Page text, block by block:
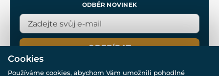
ODBĚR NOVINEK
ODEBÍRAT
Cookies
Používáme cookies, abychom Vám umožnili pohodlné